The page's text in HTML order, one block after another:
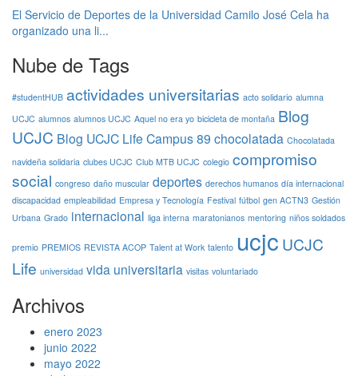
El Servicio de Deportes de la Universidad Camilo José Cela ha
organizado una li...
Nube de Tags
#studentHUB actividades universitarias acto solidario alumna
UCJC alumnos alumnos UCJC Aquel no era yo bicicleta de montaña Blog
UCJC Blog UCJC Life Campus 89 chocolatada Chocolatada
navideña solidaria clubes UCJC Club MTB UCJC colegio compromiso
social congreso daño muscular deportes derechos humanos día internacional
discapacidad empleabilidad Empresa y Tecnología Festival fútbol gen ACTN3 Gestión
Urbana Grado internacional liga interna maratonianos mentoring niños soldados
premio PREMIOS REVISTA ACOP Talent at Work talento ucjc UCJC
Life universidad vida universitaria visitas voluntariado
Archivos
enero 2023
junio 2022
mayo 2022